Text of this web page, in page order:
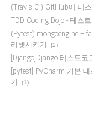
(Travis CI) GitHub에 테
TDD Coding Dojo - 테스
(Pytest) mongoengine +
리셋시키기
(2)
[Django]Django 테스트
[pytest] PyCharm 기본
기
(1)